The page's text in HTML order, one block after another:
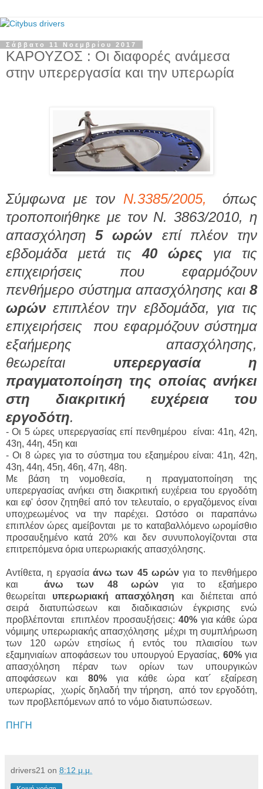
Σάββατο 11 Νοεμβρίου 2017
ΚΑΡΟΥΖΟΣ : Οι διαφορές ανάμεσα
στην υπερεργασία και την υπερωρία
Σύμφωνα με τον Ν.3385/2005,
όπως
τροποποιήθηκε με τον Ν. 3863/2010,η
απασχόληση5 ωρών επί πλέον την
εβδομάδα μετά τις40 ώρες για τις
επιχειρήσεις που εφαρμόζουν
πενθήμερο σύστημα απασχόλησης και8
ωρών επιπλέον την εβδομάδα, για τις
επιχειρήσεις που εφαρμόζουν σύστημα
εξαήμερης απασχόλησης,
θεωρείται
υπερεργασία η
πραγματοποίηση της οποίας ανήκει
στη διακριτική ευχέρεια του
εργοδότη.
- Οι 5 ώρες υπερεργασίας επί πενθημέρου είναι: 41η, 42η,
43η, 44η, 45η και
- Οι 8 ώρες για το σύστημα του εξαημέρου είναι: 41η, 42η,
43η, 44η, 45η, 46η, 47η, 48η.
Με βάση τη νομοθεσία, ηπραγματοποίηση της
υπερεργασίας ανήκει στη διακριτική ευχέρεια του εργοδότη
και εφ' όσον ζητηθεί από τον τελευταίο, ο εργαζόμενος είναι
υποχρεωμένος να την παρέχει. Ωστόσο οι παραπάνω
επιπλέον ώρες αμείβονται με το καταβαλλόμενο ωρομίσθιο
προσαυξημένο κατά 20% και δεν συνυπολογίζονται στα
επιτρεπόμενα όρια υπερωριακής απασχόλησης.
Αντίθετα, η εργασία άνω των 45 ωρών για το πενθήμερο
καιάνω των 48 ωρώνγια το εξαήμερο
θεωρείται υπερωριακή απασχόληση και διέπεται από
σειρά διατυπώσεων και διαδικασιών έγκρισης ενώ
προβλέπονται επιπλέον προσαυξήσεις: 40%για κάθε ώρα
νόμιμης υπερωριακής απασχόλησης μέχρι τη συμπλήρωση
των 120 ωρών ετησίως ή εντός του πλαισίου των
εξαμηνιαίων αποφάσεων του υπουργού Εργασίας, 60%για
απασχόληση πέραν των ορίων των υπουργικών
αποφάσεων και 80%για κάθε ώρα κατ´ εξαίρεση
υπερωρίας, χωρίς δηλαδή την τήρηση, από τον εργοδότη,
των προβλεπόμενων από το νόμο διατυπώσεων.
ΠΗΓΗ
drivers21 on 8:12 μ.μ.